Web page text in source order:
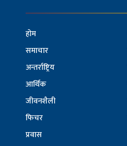
होम
समाचार
अन्तर्राष्ट्रिय
आर्थिक
जीवनशैली
फिचर
प्रवास